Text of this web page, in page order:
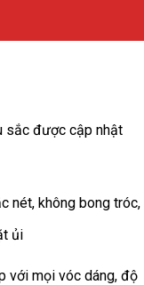
sắc được cập nhật
nét, không bong tróc,
ủi
với mọi vóc dáng, độ